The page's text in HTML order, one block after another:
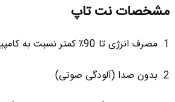
مشخصات نت تاپ
1. مصرف انرژی تا 90٪ کمتر نسبت به کامپیوترهای معمولی
2. بدون صدا (آلودگی صوتی)